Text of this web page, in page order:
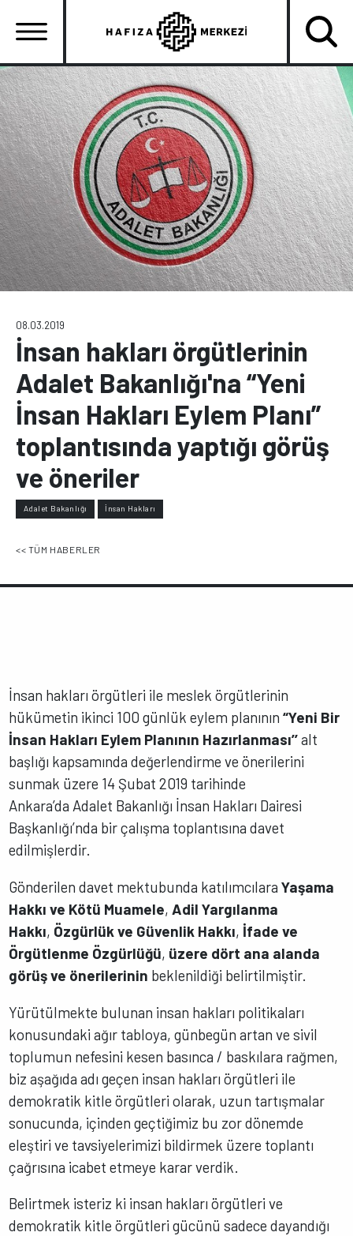
atla
Ana
gezinti
menüsü
08.03.2019
İnsan hakları örgütlerinin
Adalet Bakanlığı'na “Yeni
İnsan Hakları Eylem Planı”
toplantısında yaptığı görüş
ve öneriler
Adalet Bakanlığı İnsan Hakları
<< TÜM HABERLER
İnsan hakları örgütleri ile meslek örgütlerinin
hükümetin ikinci 100 günlük eylem planının“Yeni Bir
İnsan Hakları Eylem Planının Hazırlanması’’alt
başlığı kapsamında değerlendirme ve önerilerini
sunmak üzere 14 Şubat 2019 tarihinde
Ankara’da Adalet Bakanlığı İnsan Hakları Dairesi
Başkanlığı’nda bir çalışma toplantısına davet
edilmişlerdir.
Gönderilen davet mektubunda katılımcılaraYaşama
Hakkı ve Kötü Muamele, Adil Yargılanma
Hakkı, Özgürlük ve Güvenlik Hakkı, İfade ve
Örgütlenme Özgürlüğü, üzere dört ana alanda
görüş ve önerilerinin beklenildiği belirtilmiştir.
Yürütülmekte bulunan insan hakları politikaları
konusundaki ağır tabloya, günbegün artan ve sivil
toplumun nefesini kesen basınca / baskılara rağmen,
biz aşağıda adı geçen insan hakları örgütleri ile
demokratik kitle örgütleri olarak, uzun tartışmalar
sonucunda, içinden geçtiğimiz bu zor dönemde
eleştiri ve tavsiyelerimizi bildirmek üzere toplantı
çağrısına icabet etmeye karar verdik.
Belirtmek isteriz ki insan hakları örgütleri ve
demokratik kitle örgütleri gücünü sadece dayandığı